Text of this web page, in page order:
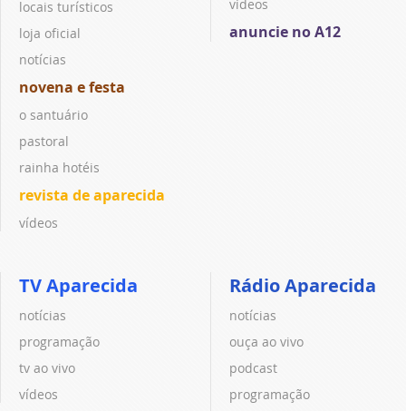
locais turísticos
loja oficial
notícias
novena e festa
o santuário
pastoral
rainha hotéis
revista de aparecida
vídeos
vídeos
anuncie no A12
TV Aparecida
notícias
programação
tv ao vivo
vídeos
Rádio Aparecida
notícias
ouça ao vivo
podcast
programação